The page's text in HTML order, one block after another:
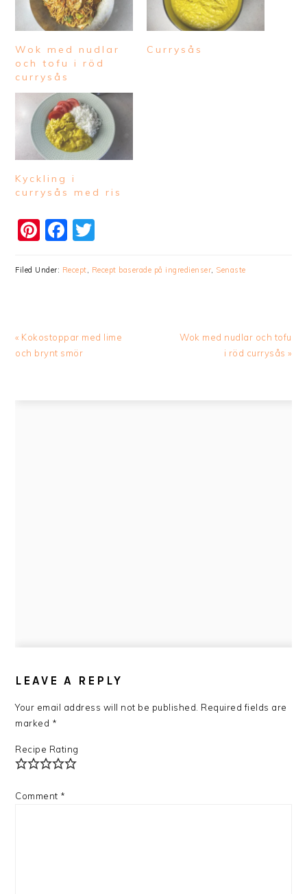
Wok med nudlar
och tofu i röd
currysås
Currysås
Kyckling i
currysås med ris
Pinterest
Facebook
Filed Under: Recept, Recept baserade på ingredienser, Senaste
Previous
Post:
« Kokostoppar med lime
och brynt smör
Next
Wok med nudlar och tofu
i röd currysås »
INTERACTIONS
LEAVE A REPLY
Your email address will not be published. Required fields are
marked *
Recipe Rating
Comment *